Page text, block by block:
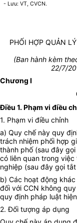
- Lưu: VT, CVCN.
PHỐI HỢP QUẢN
(Ban hành kèm
22/7/
Chương I
Điều 1. Phạm vi điều
1. Phạm vi điều chỉnh
a) Quy chế này quy
trách nhiệm phối hợp
thành phố (sau đây
có liên quan trong
nghiệp (sau đây gọi
b) Các hoạt động
đối với CCN không
quy định pháp luật
2. Đối tượng áp dụng